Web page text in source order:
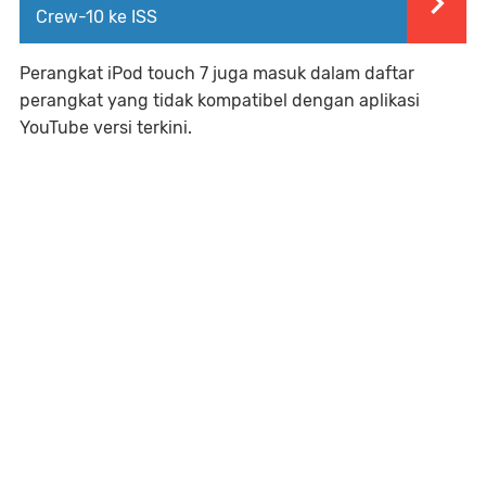
Crew-10 ke ISS
Perangkat iPod touch 7 juga masuk dalam daftar
perangkat yang tidak kompatibel dengan aplikasi
YouTube versi terkini.